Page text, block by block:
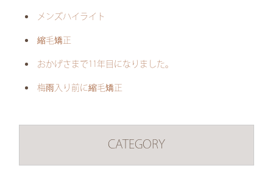
メンズハイライト
縮毛矯正
おかげさまで11年目になりました。
梅雨入り前に縮毛矯正
CATEGORY